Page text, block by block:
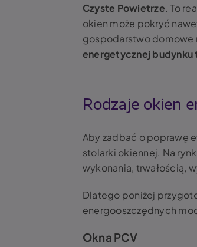
Czyste Powietrze. To
okien może pokryć
gospodarstwo domowe
energetycznej budynku
Rodzaje okien
Aby zadbać o poprawę
stolarki okiennej. Na
wykonania, trwałością,
Dlatego poniżej
energooszczędnych
Okna PCV